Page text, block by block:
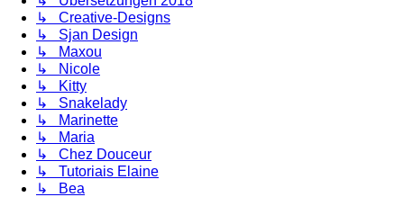
↳ Creative-Designs
↳ Sjan Design
↳ Maxou
↳ Nicole
↳ Kitty
↳ Snakelady
↳ Marinette
↳ Maria
↳ Chez Douceur
↳ Tutoriais Elaine
↳ Bea